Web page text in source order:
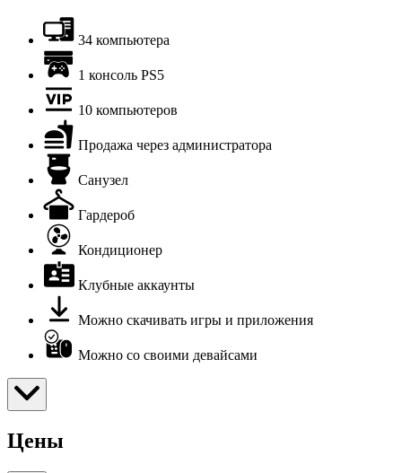
34 компьютера
1 консоль PS5
10 компьютеров
Продажа через администратора
Санузел
Гардероб
Кондиционер
Клубные аккаунты
Можно скачивать игры и приложения
Можно со своими девайсами
Цены